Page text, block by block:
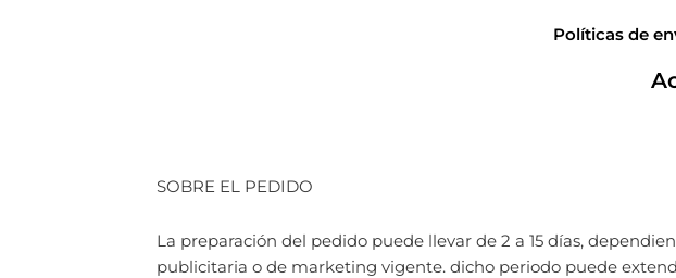
Políticas de
SOBRE EL PEDIDO
La preparación del pedido puede llevar de 2 a 15 días,
publicitaria o de marketing vigente. dicho periodo puede